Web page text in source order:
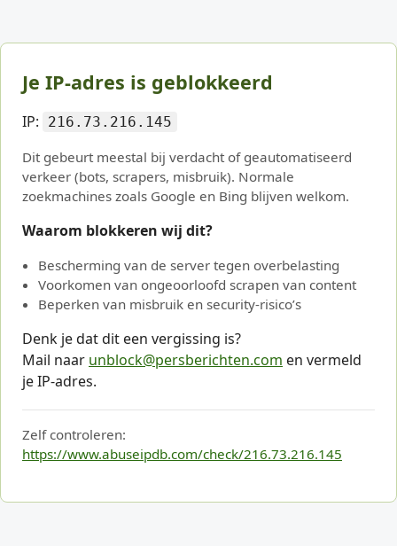
Je IP-adres is geblokkeerd
IP: 216.73.216.145
Dit gebeurt meestal bij verdacht of geautomatiseerd
verkeer (bots, scrapers, misbruik). Normale
zoekmachines zoals Google en Bing blijven welkom.
Waarom blokkeren wij dit?
Bescherming van de server tegen overbelasting
Voorkomen van ongeoorloofd scrapen van content
Beperken van misbruik en security-risico’s
Denk je dat dit een vergissing is?
Mail naar unblock@persberichten.com en vermeld
je IP-adres.
Zelf controleren:
https://www.abuseipdb.com/check/216.73.216.145